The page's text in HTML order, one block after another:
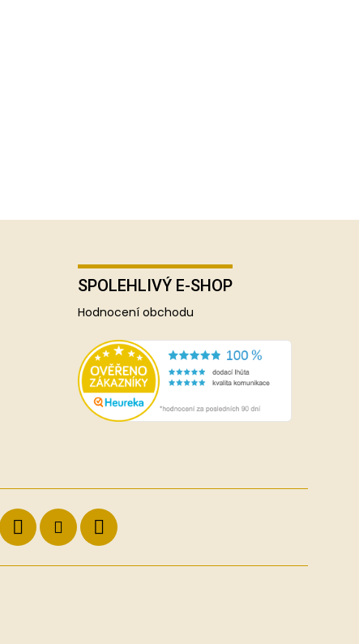
SPOLEHLIVÝ E-SHOP
Hodnocení obchodu